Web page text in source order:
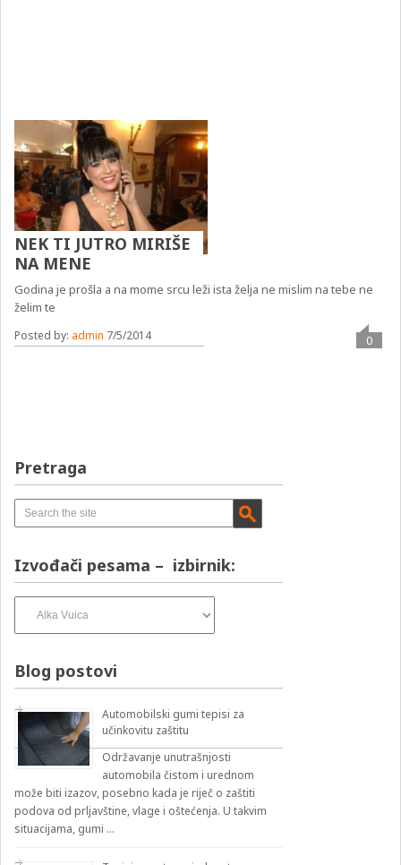
NEK TI JUTRO MIRIŠE
NA MENE
Godina je prošla a na mome srcu leži ista želja ne mislim na tebe ne
želim te
Posted by: admin 7/5/2014 0
Pretraga
Izvođači pesama – izbirnik:
pesama
Blog postovi
Automobilski gumi tepisi za
učinkovitu zaštitu
Održavanje unutrašnjosti
automobila čistom i urednom
može biti izazov, posebno kada je riječ o zaštiti
podova od prljavštine, vlage i oštećenja. U takvim
situacijama, gumi …